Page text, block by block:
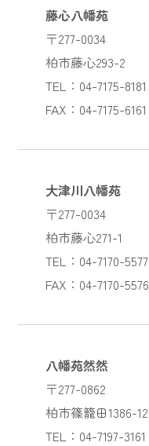
藤心八幡苑
〒277-0034
柏市藤心293-2
TEL：04-7175-8181
FAX：04-7175-6161
大津川八幡苑
〒277-0034
柏市藤心271-1
TEL：04-7170-5577
FAX：04-7170-5576
八幡苑然然
〒277-0862
柏市篠籠田1386-12
TEL：04-7197-3161